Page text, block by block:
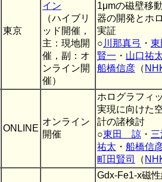
東京
イン
（ハイブリ
ッド開催，
主：現地開
催，副：オ
ンライン開
催）
1μmの磁壁移
器の開発とホ
実証
○ 川那真弓 ・
賢一 ・ 山口祐
船橋信彦 （
ONLINE
オンライン
開催
ホログラフィ
実現に向けた
計の諸検討
○東田 諒 ・
祐太 ・ 船橋信
町田賢司
（
Gdx-Fe1-x磁